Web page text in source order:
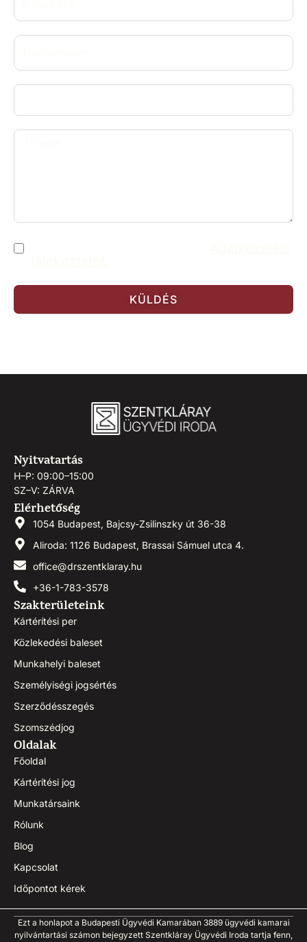
KÜLDÉS
Nyitvatartás
H–P: 09:00–15:00
SZ–V: ZÁRVA
Elérhetőség
1054 Budapest, Bajcsy-Zsilinszky út 36-38
Aliroda: 1126 Budapest, Brassai Sámuel utca 4.
office@drszentklaray.hu
+36-1-783-3578
Szakterületeink
Kártérítési per
Közlekedési baleset
Munkahelyi baleset
Személyiségi jogsértés
Szerződésszegés
Szomszédjog
Oldalak
Főoldal
Kártérítési jog
Munkatársaink
Rólunk
Blog
Kapcsolat
Időpontot kérek
Ezt a honlapot a Budapesti Ügyvédi Kamarában 3889 ügyvédi kamarai
nyilvántartási számon bejegyzett Szentkláray Ügyvédi Iroda tartja fenn,